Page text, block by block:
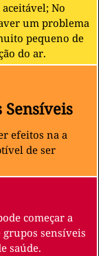
No
um problema
pequeno de
do ar.
Sensíveis
efeitos na a
de ser
começar a
sensíveis
saúde.